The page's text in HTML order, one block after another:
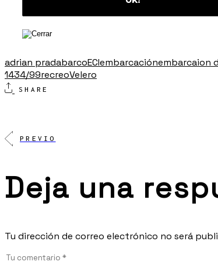
adrian pradabarcoECIembarcaciónembarcaion
1434/99recreoVelero
SHARE
PREVIO
Deja una
Tu dirección de correo electrónico no será